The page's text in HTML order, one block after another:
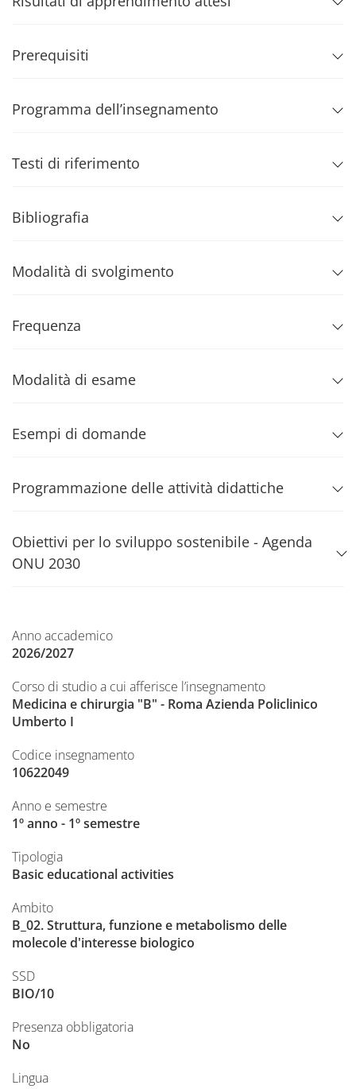
Prerequisiti
Programma dell’insegnamento
Testi di riferimento
Bibliografia
Modalità di svolgimento
Frequenza
Modalità di esame
Esempi di domande
Programmazione delle attività didattiche
Obiettivi per lo sviluppo sostenibile - Agenda
ONU 2030
Anno accademico
2026/2027
Corso di studio a cui afferisce l’insegnamento
Medicina e chirurgia "B" - Roma Azienda Policlinico
Umberto I
Codice insegnamento
10622049
Anno e semestre
1º anno - 1º semestre
Tipologia
Basic educational activities
Ambito
B_02. Struttura, funzione e metabolismo delle
molecole d'interesse biologico
SSD
BIO/10
Presenza obbligatoria
No
Lingua